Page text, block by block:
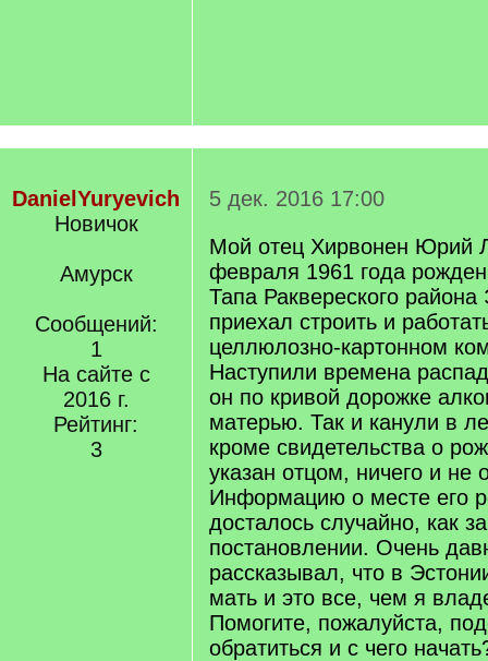
DanielYuryevich
Новичок
Амурск
Сообщений:
1
На сайте с
2016 г.
Рейтинг:
3
5 дек. 2016 17:00
Мой отец Хирвонен Юрий
февраля 1961 года
Тапа Раквереского
приехал строить и
целлюлозно-картонном
Наступили времена
он по кривой дорожке
матерью. Так и канули в
кроме свидетельства о
указан отцом, ничего и не
Информацию о месте его
досталось случайно, как
постановлении. Очень
рассказывал, что в
мать и это все, чем я
Помогите, пожалуйста,
обратиться и с чего